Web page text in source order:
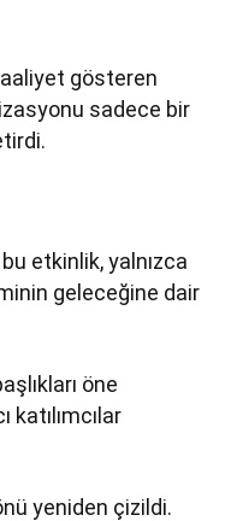
gösteren
sadece bir
etkinlik, yalnızca
geleceğine dair
öne
katılımcılar
yeniden çizildi.